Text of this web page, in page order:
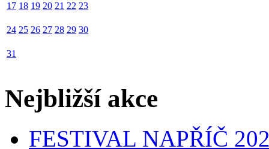
17 18 19 20 21 22 23
24 25 26 27 28 29 30
31
Nejbližší akce
FESTIVAL NAPŘÍČ